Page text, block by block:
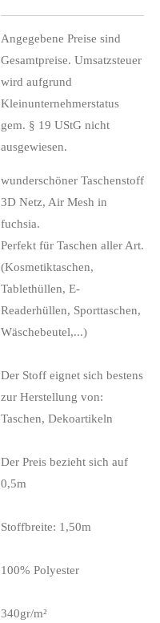
Angegebene Preise sind
Gesamtpreise. Umsatzsteuer
wird aufgrund
Kleinunternehmerstatus
gem. § 19 UStG nicht
ausgewiesen.
wunderschöner Taschenstoff
3D Netz, Air Mesh in
fuchsia.
Perfekt für Taschen aller Art.
(Kosmetiktaschen,
Tablethüllen, E-
Readerhüllen, Sporttaschen,
Wäschebeutel,...)
Der Stoff eignet sich bestens
zur Herstellung von:
Taschen, Dekoartikeln
Der Preis bezieht sich auf
0,5m
Stoffbreite: 1,50m
100% Polyester
340gr/m²